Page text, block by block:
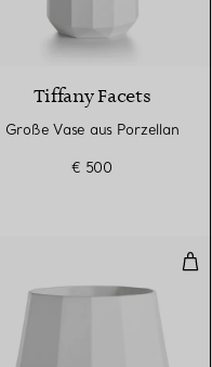
Tiffany Facets
Große Vase aus Porzellan
€ 500
konische Vase aus